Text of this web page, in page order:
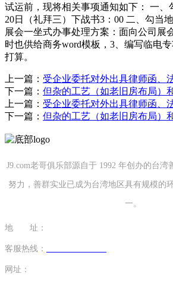
试运前，现将相关事项通知如下： 一、
20日（礼拜三）下战书3：00 二、勾当
展会一坐式办事处理方案：面向公司展
时也供给商务word模板，3、编写临电
打算。
上一篇： 受企业委托对外出具律师函、
下一篇： 但杂的工艺（如老旧房布局）
上一篇： 受企业委托对外出具律师函、
下一篇： 但杂的工艺（如老旧房布局）
J9.com老哥俱乐部源自于 1992 年创办的台湾
努力，善群实业已成为台湾地区具有规模的
一。
地 址：
客服热线：
网址：